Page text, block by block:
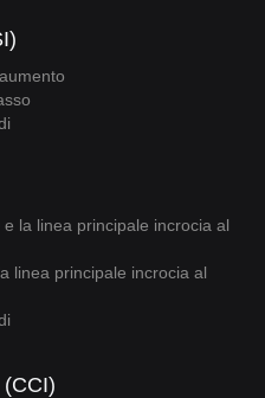
la linea principale incrocia al
linea principale incrocia al